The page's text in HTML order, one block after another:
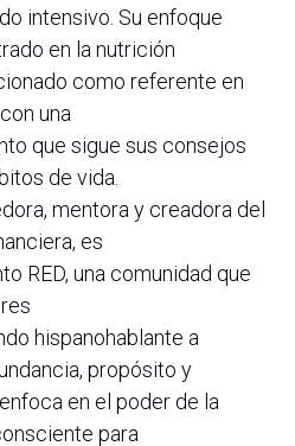
intensivo. Su enfoque
en la nutrición
como referente en
una
que sigue sus consejos
de vida.
mentora y creadora del
es
RED, una comunidad que
hispanohablante a
propósito y
en el poder de la
para